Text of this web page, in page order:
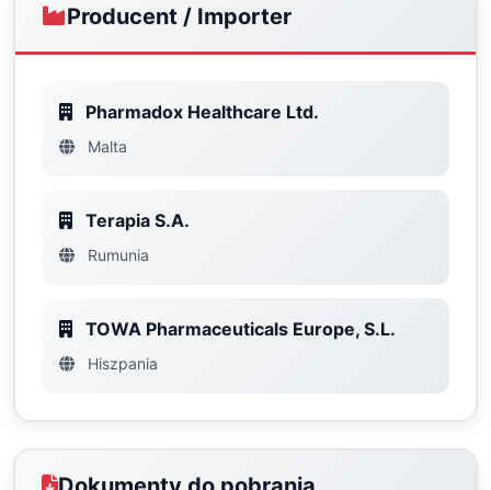
Producent / Importer
Pharmadox Healthcare Ltd.
Malta
Terapia S.A.
Rumunia
TOWA Pharmaceuticals Europe, S.L.
Hiszpania